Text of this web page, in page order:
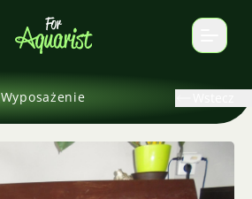
Wyposażenie